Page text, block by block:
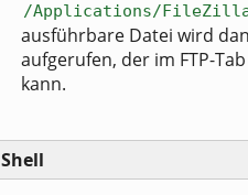
/Applications/
ausführbare Datei wird
aufgerufen, der im FTP-
kann.
Shell